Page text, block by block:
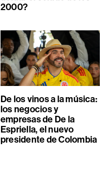
2000?
De los vinos a la música:
los negocios y
empresas de De la
Espriella, el nuevo
presidente de Colombia